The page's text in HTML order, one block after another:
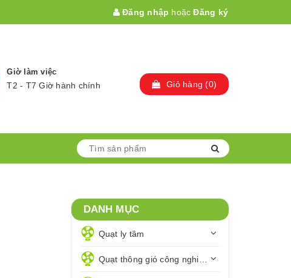
Đăng nhập hoặc Đăng ký
Giờ làm việc
T2 - T7 Giờ hành chính Giỏ hàng (0)
DANH MỤC
Quạt ly tâm